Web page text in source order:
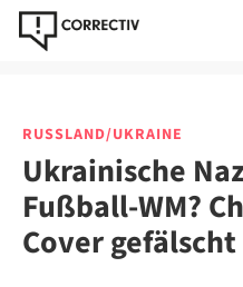
RUSSLAND/UKRAINE
Ukrainische
Fußball-WM?
Cover gefälscht